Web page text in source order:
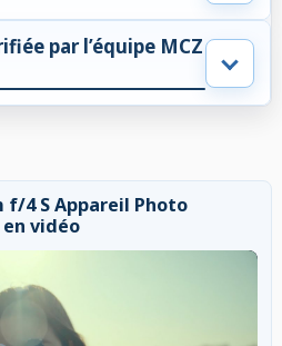
par l’équipe MCZ
f/4 S Appareil Photo
vidéo